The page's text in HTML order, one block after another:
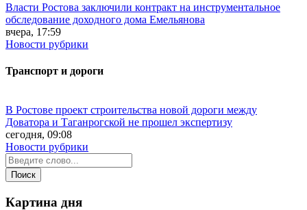
Власти Ростова заключили контракт на инструментальное
обследование доходного дома Емельянова
вчера, 17:59
Новости рубрики
Транспорт и дороги
В Ростове проект строительства новой дороги между
Доватора и Таганрогской не прошел экспертизу
сегодня, 09:08
Новости рубрики
Картина дня